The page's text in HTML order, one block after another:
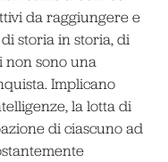
da raggiungere e
storia in storia, di
non sono una
Implicano
la lotta di
di ciascuno ad